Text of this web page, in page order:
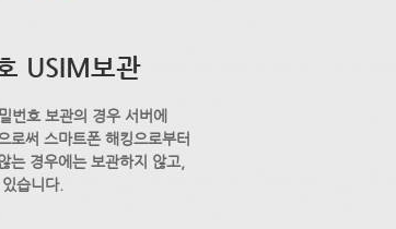
USIM보관
번호 보관의 경우 서버에
로써 스마트폰 해킹으로부터
는 경우에는 보관하지 않고,
습니다.